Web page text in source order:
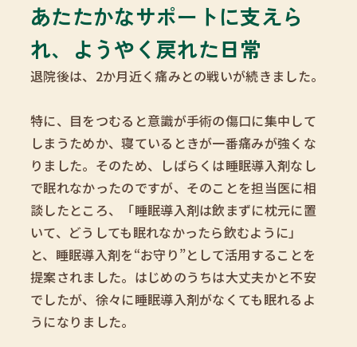
あたたかなサポートに支えら
れ、ようやく戻れた日常
退院後は、2か月近く痛みとの戦いが続きました。
特に、目をつむると意識が手術の傷口に集中して
しまうためか、寝ているときが一番痛みが強くな
りました。そのため、しばらくは睡眠導入剤なし
で眠れなかったのですが、そのことを担当医に相
談したところ、「睡眠導入剤は飲まずに枕元に置
いて、どうしても眠れなかったら飲むように」
と、睡眠導入剤を“お守り”として活用することを
提案されました。はじめのうちは大丈夫かと不安
でしたが、徐々に睡眠導入剤がなくても眠れるよ
うになりました。